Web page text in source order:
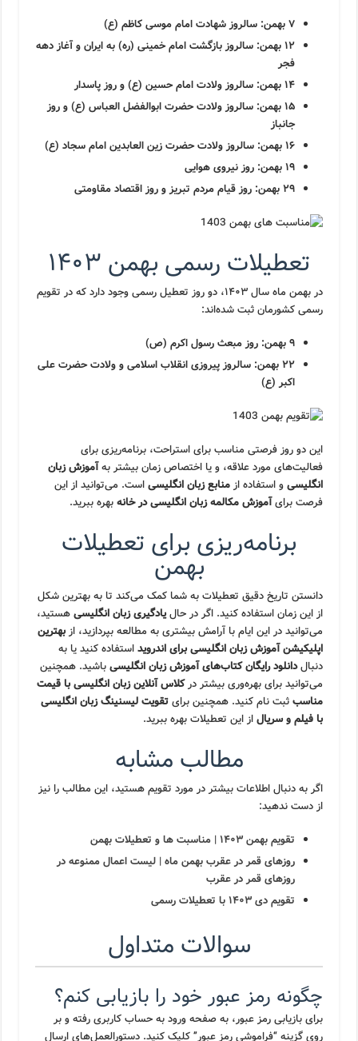
۷ بهمن: سالروز شهادت امام موسی کاظم (ع)
۱۲ بهمن: سالروز بازگشت امام خمینی (ره) به ایران و آغاز دهه
فجر
۱۴ بهمن: سالروز ولادت امام حسین (ع) و روز پاسدار
۱۵ بهمن: سالروز ولادت حضرت ابوالفضل العباس (ع) و روز
جانباز
۱۶ بهمن: سالروز ولادت حضرت زین العابدین امام سجاد (ع)
۱۹ بهمن: روز نیروی هوایی
۲۹ بهمن: روز قیام مردم تبریز و روز اقتصاد مقاومتی
تعطیلات رسمی بهمن ۱۴۰۳
در بهمن ماه سال ۱۴۰۳، دو روز تعطیل رسمی وجود دارد که در تقویم
رسمی کشورمان ثبت شده‌اند:
۹ بهمن: روز مبعث رسول اکرم (ص)
۲۲ بهمن: سالروز پیروزی انقلاب اسلامی و ولادت حضرت علی
اکبر (ع)
این دو روز فرصتی مناسب برای استراحت، برنامه‌ریزی برای
فعالیت‌های مورد علاقه، و یا اختصاص زمان بیشتر بهآموزش زبان
انگلیسیو استفاده ازمنابع زبان انگلیسیاست. می‌توانید از این
فرصت برایآموزش مکالمه زبان انگلیسی در خانهبهره ببرید.
برنامه‌ریزی برای تعطیلات
بهمن
دانستن تاریخ دقیق تعطیلات به شما کمک می‌کند تا به بهترین شکل
از این زمان استفاده کنید. اگر در حالیادگیری زبان انگلیسیهستید،
می‌توانید در این ایام با آرامش بیشتری به مطالعه بپردازید، ازبهترین
اپلیکیشن آموزش زبان انگلیسی برای اندرویداستفاده کنید یا به
دنبالدانلود رایگان کتاب‌های آموزش زبان انگلیسیباشید. همچنین
می‌توانید برای بهره‌وری بیشتر درکلاس آنلاین زبان انگلیسی با قیمت
مناسبثبت نام کنید. همچنین برایتقویت لیسنینگ زبان انگلیسی
با فیلم و سریالاز این تعطیلات بهره ببرید.
مطالب مشابه
اگر به دنبال اطلاعات بیشتر در مورد تقویم هستید، این مطالب را نیز
از دست ندهید:
تقویم بهمن ۱۴۰۳ | مناسبت ها و تعطیلات بهمن
روزهای قمر در عقرب بهمن ماه | لیست اعمال ممنوعه در
روزهای قمر در عقرب
تقویم دی ۱۴۰۳ با تعطیلات رسمی
سوالات متداول
چگونه رمز عبور خود را بازیابی کنم؟
برای بازیابی رمز عبور، به صفحه ورود به حساب کاربری رفته و بر
روی گزینه “فراموشی رمز عبور” کلیک کنید. دستورالعمل‌های ارسال